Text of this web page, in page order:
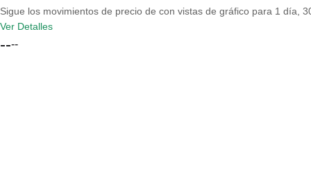
Sigue los movimientos de precio de con vistas de gráfico para 1 día,
Ver Detalles
----